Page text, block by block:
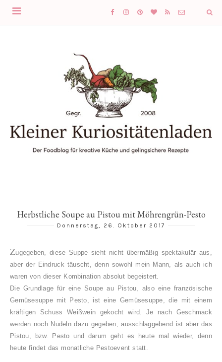
Herbstliche Soupe au Pistou mit Möhrengrün-Pesto
Donnerstag, 26. Oktober 2017
Zugegeben, diese Suppe sieht nicht übermäßig spektakulär aus,
aber der Eindruck täuscht, denn sowohl mein Mann, als auch ich
waren von dieser Kombination absolut begeistert.
Die Grundlage für eine Soupe au Pistou, also eine französische
Gemüsesuppe mit Pesto, ist eine Gemüsesuppe, die mit einem
kräftigen Schuss Weißwein gekocht wird. Je nach Geschmack
werden noch Nudeln dazu gegeben, ausschlaggebend ist aber das
Pistou, bzw. Pesto und darum geht es heute mal wieder, denn
heute findet das monatliche Pestoevent statt.